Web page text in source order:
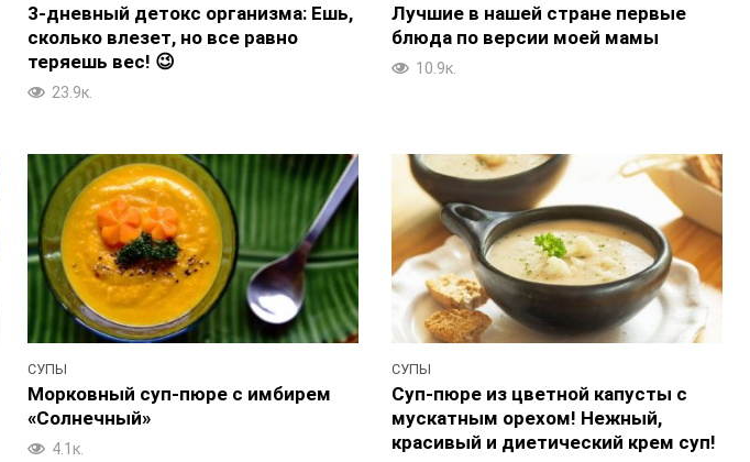
3-дневный детокс организма: Ешь,
сколько влезет, но все равно
теряешь вес! 😉
23.9к.
Лучшие в нашей стране первые
блюда по версии моей мамы
10.9к.
СУПЫ
Морковный суп-пюре с имбирем
«Солнечный»
4.1к.
СУПЫ
Суп-пюре из цветной капусты с
мускатным орехом! Нежный,
красивый и диетический крем суп!